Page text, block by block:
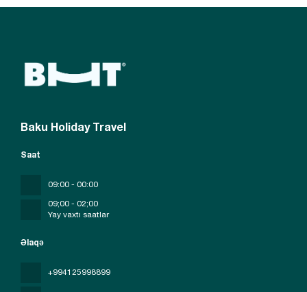
Baku Holiday Travel
Əlaqə
+994125998899
Saat
09:00 - 00:00
09;00 - 02;00
Yay vaxtı saatlar